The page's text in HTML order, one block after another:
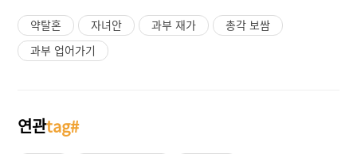
약탈혼 자녀안 과부 재가
총각 보쌈
과부 업어가기
연관tag#